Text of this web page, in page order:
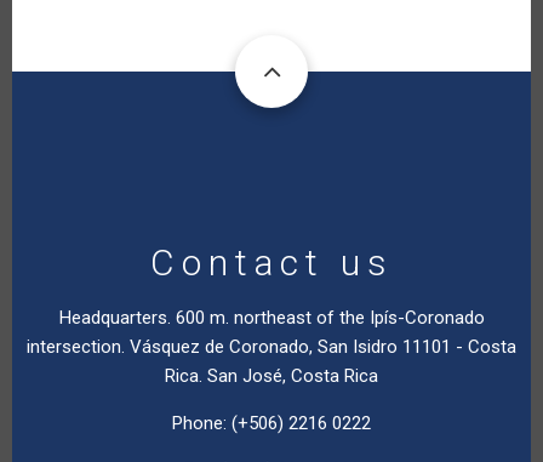
Contact us
Headquarters. 600 m. northeast of the Ipís-Coronado
intersection. Vásquez de Coronado, San Isidro 11101 - Costa
Rica. San José, Costa Rica
Phone: (+506) 2216 0222